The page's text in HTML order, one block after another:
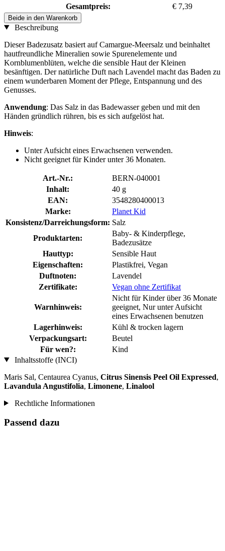
Gesamtpreis:
€ 7,39
Beide in den Warenkorb
Beschreibung
Dieser Badezusatz basiert auf Camargue-Meersalz und beinhaltet
hautfreundliche Mineralien sowie Spurenelemente und
Kornblumenblüten, welche die sensible Haut der Kleinen
besänftigen. Der natürliche Duft nach Lavendel macht das Baden zu
einem wunderbaren Moment der Pflege, Entspannung und des
Genusses.
Anwendung: Das Salz in das Badewasser geben und mit den
Händen gründlich rühren, bis es sich aufgelöst hat.
Hinweis:
Unter Aufsicht eines Erwachsenen verwenden.
Nicht geeignet für Kinder unter 36 Monaten.
Art.-Nr.:
BERN-040001
Inhalt:
40 g
EAN:
3548280400013
Marke:
Planet Kid
Konsistenz/Darreichungsform: Salz
Produktarten:
Baby- & Kinderpflege,
Badezusätze
Hauttyp:
Sensible Haut
Eigenschaften:
Plastikfrei, Vegan
Duftnoten:
Lavendel
Zertifikate:
Vegan ohne Zertifikat
Warnhinweis:
Nicht für Kinder über 36 Monate
geeignet, Nur unter Aufsicht
eines Erwachsenen benutzen
Lagerhinweis:
Kühl & trocken lagern
Verpackungsart:
Beutel
Für wen?:
Kind
Inhaltsstoffe (INCI)
Maris Sal, Centaurea Cyanus, Citrus Sinensis Peel Oil Expressed,
Lavandula Angustifolia, Limonene, Linalool
Rechtliche Informationen
Passend dazu